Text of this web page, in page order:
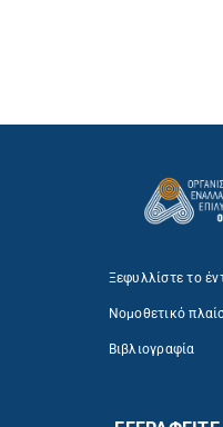
Ξεφυλλίστε το
Νομοθετικό
Βιβλιογραφία